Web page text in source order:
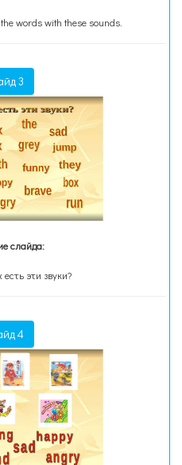
words with these sounds.
3
слайда:
эти звуки?
4